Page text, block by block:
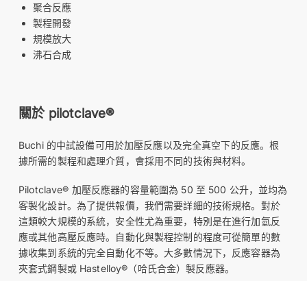
聚合反應
製程開發
規模放大
沸石合成
關於 pilotclave®
Buchi 的中試設備可用於加壓反應以及完全真空下的反應。根
據所需的製程和處理介質，會採用不同的技術與材料。
Pilotclave® 加壓反應器的容量範圍為 50 至 500 公升，並均為
客製化設計。為了提供報價，我們需要詳細的技術規格。對於
這類較大規模的系統，安全性尤為重要，特別是在進行加氫反
應或其他高壓反應時。自動化與製程控制的程度可從簡單的數
據收集到系統的完全自動化不等。大多數情況下，反應容器為
夾套式鋼製或 Hastelloy®（哈氏合金）製反應器。